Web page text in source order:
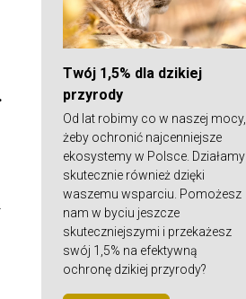
Twój 1,5% dla dzikiej
przyrody
Od lat robimy co w naszej mocy,
żeby ochronić najcenniejsze
ekosystemy w Polsce. Działamy
skutecznie również dzięki
waszemu wsparciu. Pomożesz
nam w byciu jeszcze
skuteczniejszymi i przekażesz
swój 1,5% na efektywną
ochronę dzikiej przyrody?